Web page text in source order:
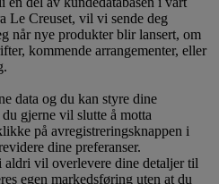
Le Creuset, vil vi sende deg
når nye produkter blir lansert, om
kommende arrangementer, eller
data og du kan styre dine
gjerne vil slutte å motta
på avregistreringsknappen i
dine preferanser.
vil overlevere dine detaljer til
egen markedsføring uten at du